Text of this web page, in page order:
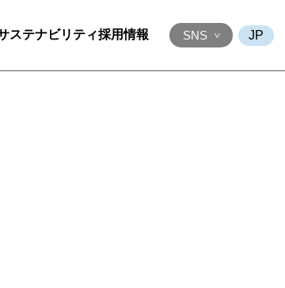
SNS
ステナビリティ採用情報